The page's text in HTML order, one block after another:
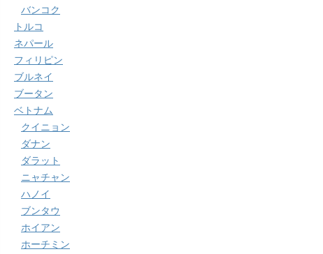
バンコク
トルコ
ネパール
フィリピン
ブルネイ
ブータン
ベトナム
クイニョン
ダナン
ダラット
ニャチャン
ハノイ
ブンタウ
ホイアン
ホーチミン